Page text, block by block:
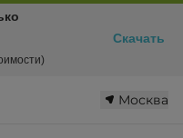
Москва
Скачать